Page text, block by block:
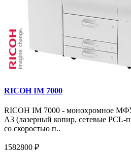
RICOH IM 7000
RICOH IM 7000 - монохромное
А3 (лазерный копир, сетевые PCL-
со скоростью п..
1582800 ₽